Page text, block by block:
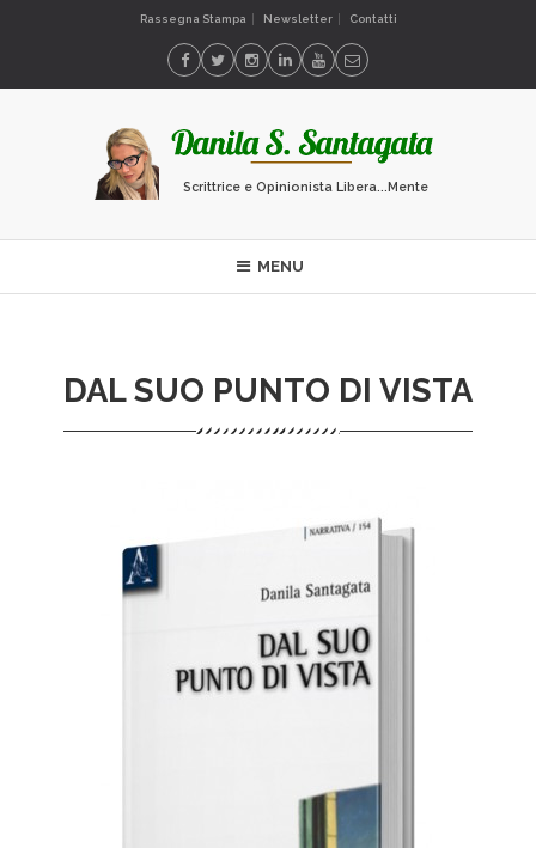
Rassegna Stampa Newsletter Contatti
Scrittrice e Opinionista Libera...Mente
MENU
DAL SUO PUNTO DI VISTA